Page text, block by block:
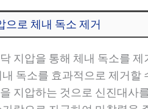
으로 체내 독소 제거
지압을 통해 체내 독소를
독소를 효과적으로 제거할
지압하는 것으로 신진대사